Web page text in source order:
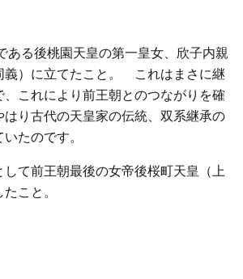
る後桃園天皇の第一皇女、欣子内親
義）に立てたこと。 これはまさに継
これにより前王朝とのつながりを確
り古代の天皇家の伝統、双系継承の
たのです。
て前王朝最後の女帝後桜町天皇（上
こと。